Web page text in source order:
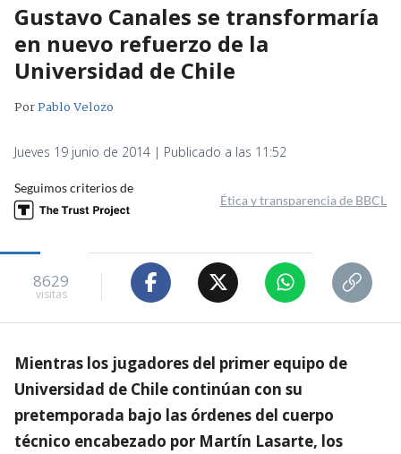
Gustavo Canales se transformaría
en nuevo refuerzo de la
Universidad de Chile
PorPablo Velozo
Jueves 19 junio de 2014 | Publicado a las 11:52
Seguimos criterios de
Ética y transparencia de BBCL
8629
visitas
Mientras los jugadores del primer equipo de
Universidad de Chile continúan con su
pretemporada bajo las órdenes del cuerpo
técnico encabezado por Martín Lasarte, los